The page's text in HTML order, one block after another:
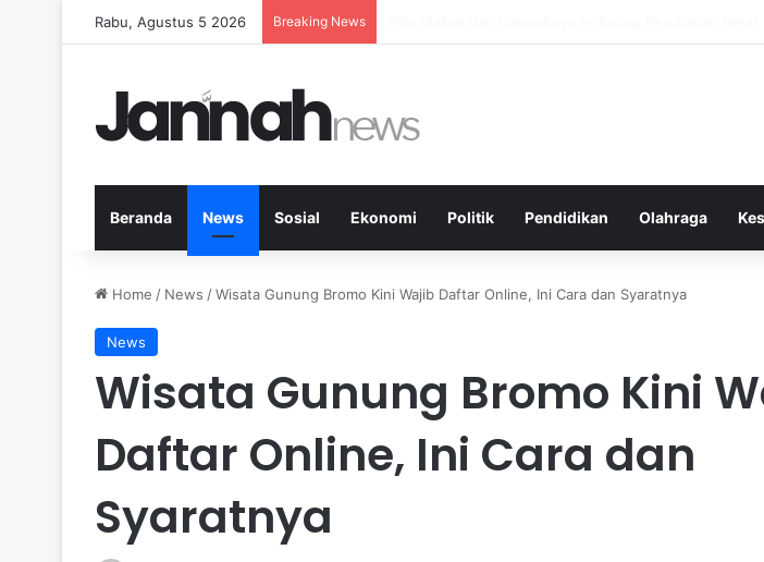
Rabu, Agustus 5 2026 Breaking News
Beranda News Sosial Ekonomi Politik Pendidikan Olahraga
Home / News /Wisata Gunung Bromo Kini Wajib Daftar Online, Ini Cara dan Syaratnya
News
Wisata Gunung Bromo Kini
Daftar Online, Ini Cara dan
Syaratnya